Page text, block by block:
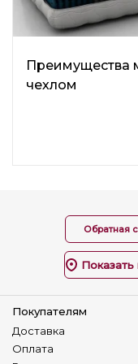
Боковины
Подлокотники
Мягкие
Количество спальных
двухспальный
Назначение
В гостиную
Для отдыха
Для дома
Для офиса
Преимущества
чехлом
Обратная
Показать
Покупателям
Доставка
Оплата